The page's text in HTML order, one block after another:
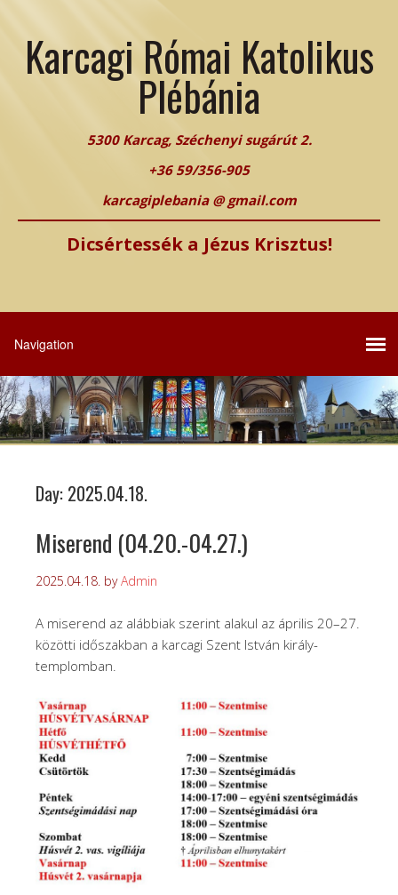
Karcagi Római Katolikus
Plébánia
5300 Karcag, Széchenyi sugárút 2.
+36 59/356-905
karcagiplebania @ gmail.com
Dicsértessék a Jézus Krisztus!
Day: 2025.04.18.
Miserend (04.20.-04.27.)
2025.04.18. byAdmin
A miserend az alábbiak szerint alakul az április 20–27.
közötti időszakban a karcagi Szent István király-
templomban.